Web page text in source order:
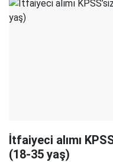
İtfaiyeci alımı
(18-35 yaş)